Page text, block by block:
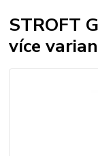
STROFT
více